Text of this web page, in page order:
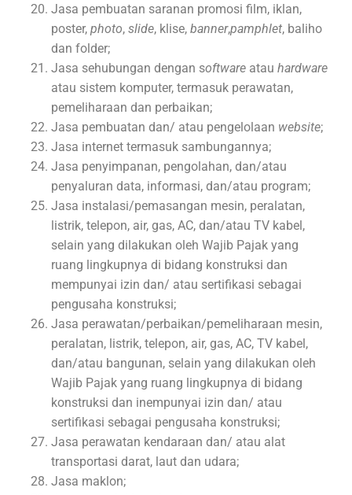
Jasa pembuatan saranan promosi film, iklan,
poster, photo, slide, klise, banner,pamphlet, baliho
dan folder;
Jasa sehubungan dengan software atau hardware
atau sistem komputer, termasuk perawatan,
pemeliharaan dan perbaikan;
Jasa pembuatan dan/ atau pengelolaan website;
Jasa internet termasuk sambungannya;
Jasa penyimpanan, pengolahan, dan/atau
penyaluran data, informasi, dan/atau program;
Jasa instalasi/pemasangan mesin, peralatan,
listrik, telepon, air, gas, AC, dan/atau TV kabel,
selain yang dilakukan oleh Wajib Pajak yang
ruang lingkupnya di bidang konstruksi dan
mempunyai izin dan/ atau sertifikasi sebagai
pengusaha konstruksi;
Jasa perawatan/perbaikan/pemeliharaan mesin,
peralatan, listrik, telepon, air, gas, AC, TV kabel,
dan/atau bangunan, selain yang dilakukan oleh
Wajib Pajak yang ruang lingkupnya di bidang
konstruksi dan inempunyai izin dan/ atau
sertifikasi sebagai pengusaha konstruksi;
Jasa perawatan kendaraan dan/ atau alat
transportasi darat, laut dan udara;
Jasa maklon;